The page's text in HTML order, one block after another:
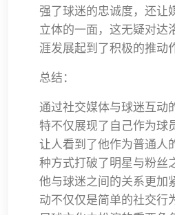
强了球迷的忠诚度，还让
立体的一面，这无疑对达
涯发展起到了积极的推动
总结：
通过社交媒体与球迷互动
特不仅展现了自己作为球
让人看到了他作为普通人
种方式打破了明星与粉丝
他与球迷之间的关系更加
动不仅仅是简单的社交行